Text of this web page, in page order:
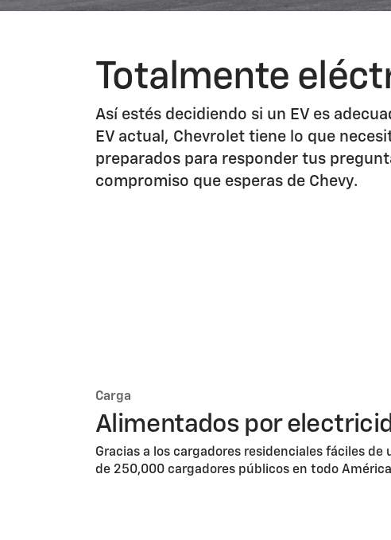
Totalmente
Así estés decidiendo si un EV es
EV actual, Chevrolet tiene lo que
preparados para responder tus
compromiso que esperas de Chevy.
Carga
Alimentados por
Gracias a los cargadores residenciales fáciles
de 250,000 cargadores públicos en todo